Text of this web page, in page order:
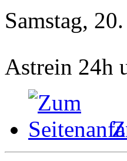
Samstag,
Astrein 24h